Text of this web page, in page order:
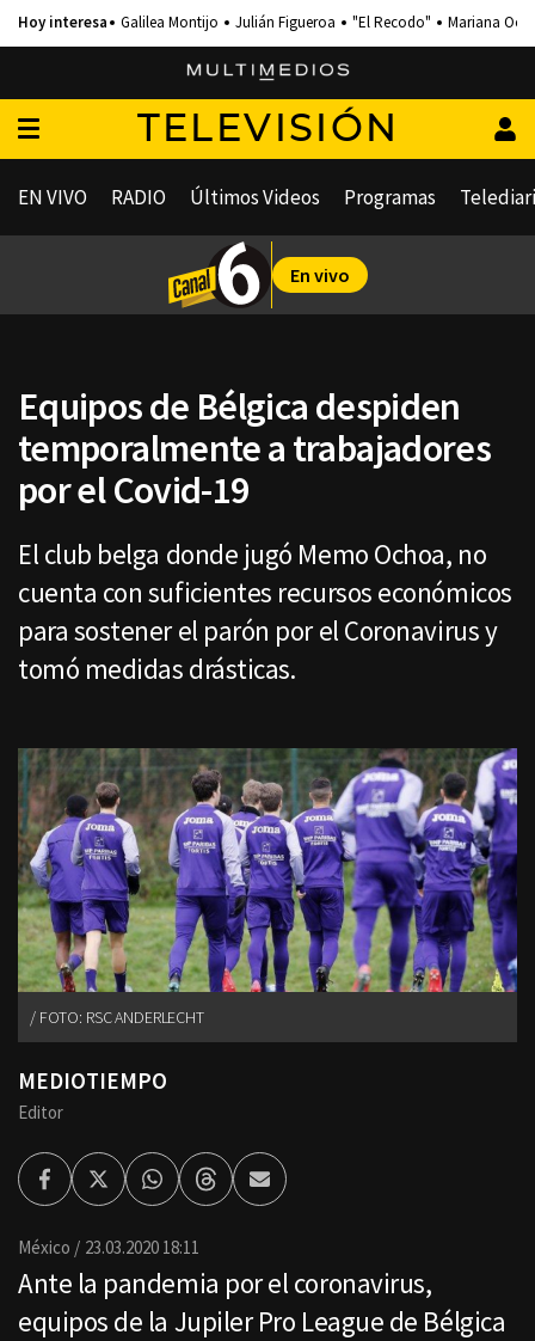
Galilea Montijo Julián Figueroa "El Recodo" Mariana
TELEVISIÓN
EN VIVO RADIO Últimos Videos Programas
En vivo
Equipos de Bélgica despiden
temporalmente a trabajadores
por el Covid-19
El club belga donde jugó Memo Ochoa, no
cuenta con suficientes recursos económicos
para sostener el parón por el Coronavirus y
tomó medidas drásticas.
FOTO: RSC ANDERLECHT
MEDIOTIEMPO
Editor
FacebookTwitterWhatsappThreadsEnviar
por
México 23.03.2020 18:11
Ante la pandemia por el coronavirus,
equipos de la Jupiler Pro League de Bélgica